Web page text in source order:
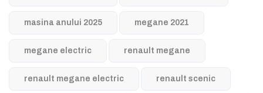
masina anului 2025 megane 2021
megane electric renault megane
renault megane electric renault scenic